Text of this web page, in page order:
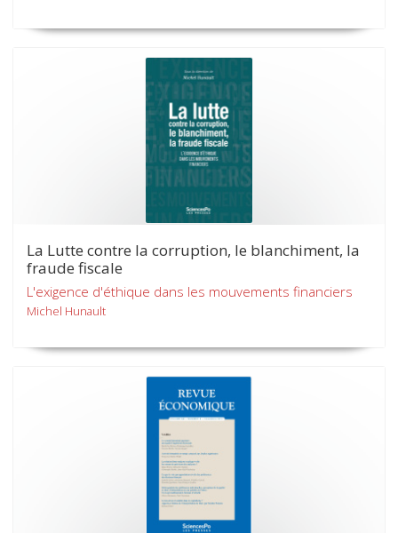
La Lutte contre la corruption, le blanchiment, la
fraude fiscale
L'exigence d'éthique dans les mouvements financiers
Michel Hunault